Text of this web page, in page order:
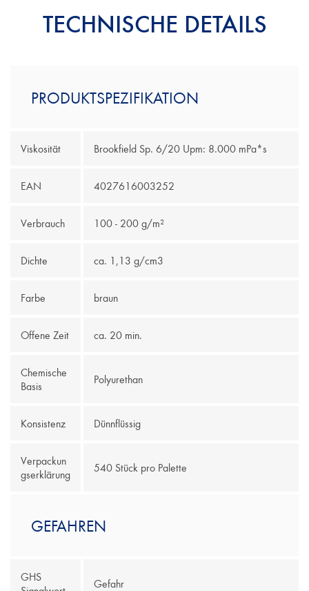
TECHNISCHE DETAILS
PRODUKTSPEZIFIKATION
Viskosität Brookfield Sp. 6/20 Upm: 8.000 mPa*s
EAN 4027616003252
Verbrauch 100 - 200 g/m²
Dichte ca. 1,13 g/cm3
Farbe braun
Offene Zeit ca. 20 min.
Chemische
Basis
Polyurethan
Konsistenz Dünnflüssig
Verpackun
gserklärung
540 Stück pro Palette
GEFAHREN
GHS
Gefahr